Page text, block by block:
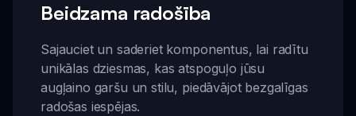
Beidzama radošība
Sajauciet un saderiet komponentus, lai radītu
unikālas dziesmas, kas atspoguļo jūsu
augļaino garšu un stilu, piedāvājot bezgalīgas
radošas iespējas.